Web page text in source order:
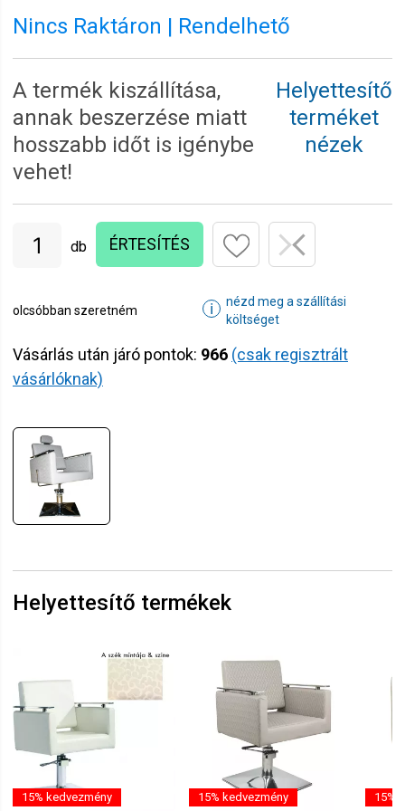
Nincs Raktáron | Rendelhető
A termék kiszállítása,
annak beszerzése miatt
hosszabb időt is igénybe
vehet!
Helyettesítő
terméket
nézek
db ÉRTESÍTÉS
olcsóbban szeretném ℹ
nézd meg a szállítási
költséget
Vásárlás után járó pontok: 966 (csak regisztrált
vásárlóknak)
Helyettesítő termékek
15% kedvezmény 15% kedvezmény 15%